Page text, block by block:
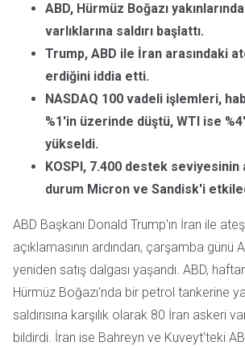
ABD, Hürmüz Boğazı
varlıklarına saldırı başlattı.
Trump, ABD ile İran arasındaki
erdiğini iddia etti.
NASDAQ 100 vadeli işlemleri,
%1'in üzerinde düştü, WTI ise
yükseldi.
KOSPI, 7.400 destek seviyesinin
durum Micron ve Sandisk'i
ABD Başkanı Donald Trump'ın İran ile
açıklamasının ardından, çarşamba günü
yeniden satış dalgası yaşandı. ABD,
Hürmüz Boğazı'nda bir petrol tankerine
saldırısına karşılık olarak 80 İran askeri
bildirdi. İran ise Bahreyn ve Kuveyt'teki